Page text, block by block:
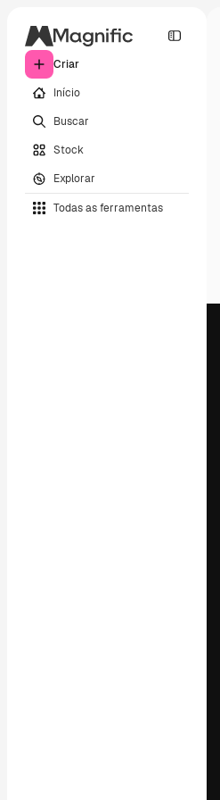
Criar
Início
Buscar
Stock
Explorar
Todas as ferramentas